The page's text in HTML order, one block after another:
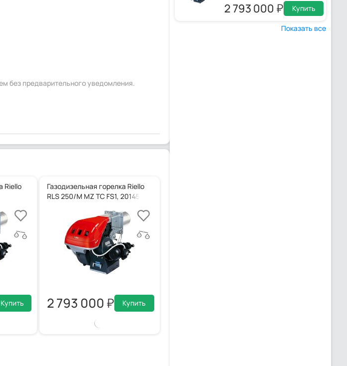
без предварительного уведомления.
Riello
Купить
Газодизельная горелка Riello
RLS 250/M MZ TC FS1, 20145372
2 793 000 Купить
2 793 000 Купить
Показать все